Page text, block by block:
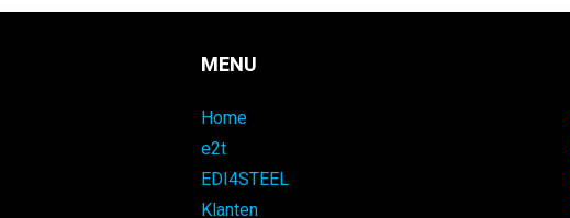
MENU
Home
e2t
EDI4STEEL
Klanten